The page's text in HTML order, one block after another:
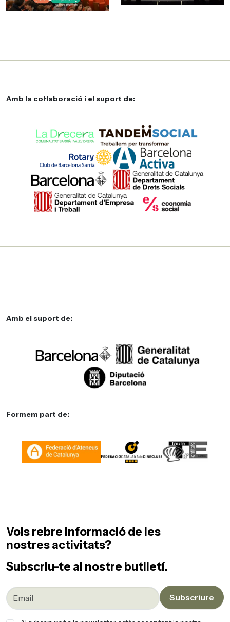
Amb la col·laboració i el suport de:
Amb el suport de:
Formem part de:
Vols rebre informació de les
nostres activitats?
Subscriu-te al nostre butlletí.
Subscriure